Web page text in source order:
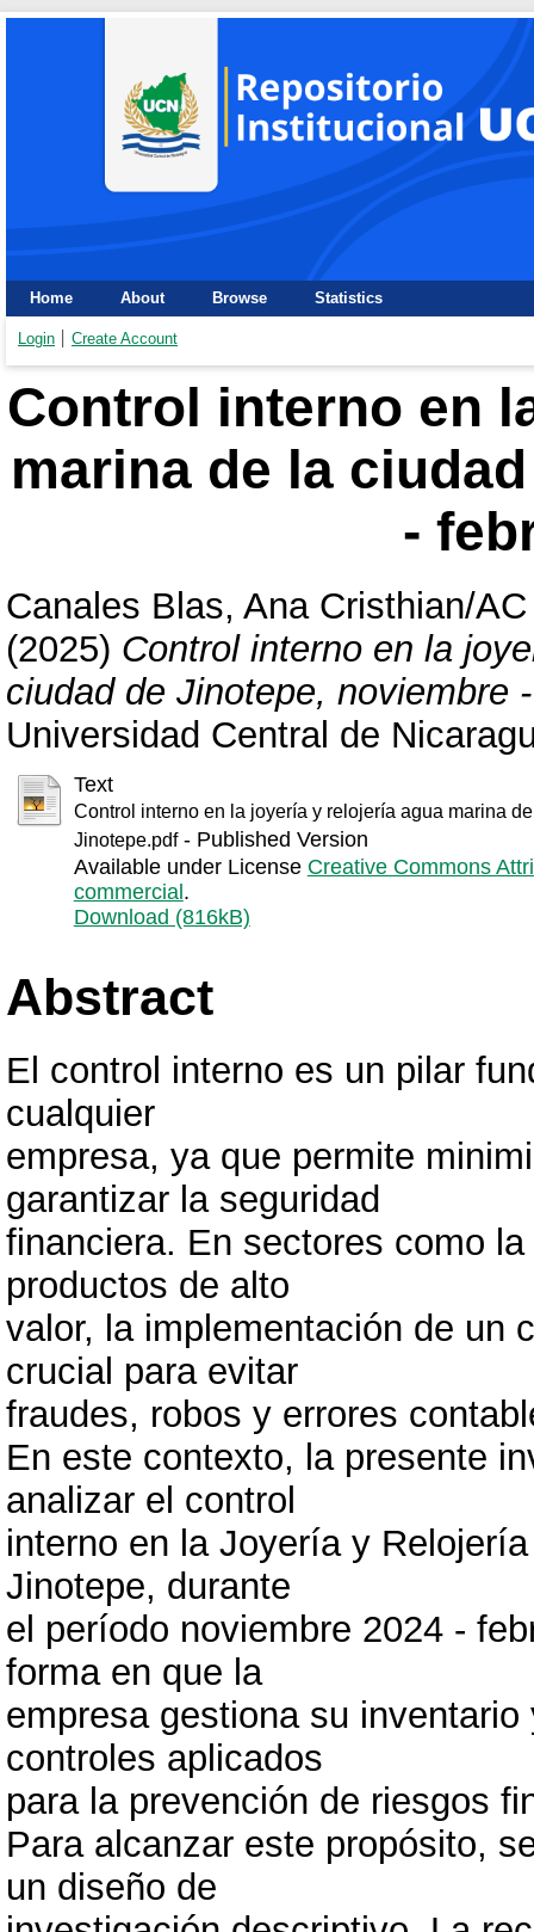
Home About Browse Statistics
Login Create Account
Control interno en
marina de la
-
Canales Blas, Ana Cristhian/AC
(2025) Control interno en la
ciudad de Jinotepe, noviembre
Universidad Central de
Text
Control interno en la joyería y relojería agua marina
Jinotepe.pdf- Published Version
Available under License Creative Commons
commercial.
Download (816kB)
Abstract
El control interno es un pilar
cualquier
empresa, ya que permite
garantizar la seguridad
financiera. En sectores como
productos de alto
valor, la implementación de un
crucial para evitar
fraudes, robos y errores
En este contexto, la presente
analizar el control
interno en la Joyería y
Jinotepe, durante
el período noviembre 2024 -
forma en que la
empresa gestiona su
controles aplicados
para la prevención de riesgos
Para alcanzar este propósito,
un diseño de